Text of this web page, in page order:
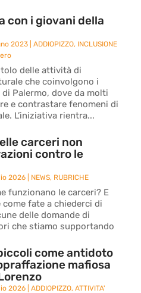
con i giovani della
2023 |ADDIOPIZZO, INCLUSIONE
delle attività di
che coinvolgono i
Palermo, dove da molti
e contrastare fenomeni di
L’iniziativa rientra...
carceri non
contro le
2026 NEWS, RUBRICHE
funzionano le carceri? E
fate a chiederci di
delle domande di
che stiamo supportando
come antidoto
mafiosa
2026 |ADDIOPIZZO,ATTIVITA'